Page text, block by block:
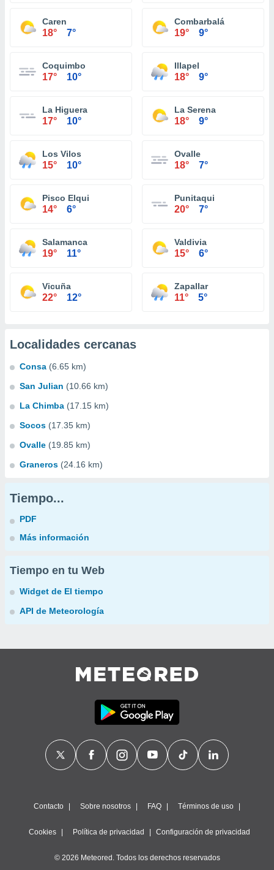
Caren
18° 7°
Combarbalá
19° 9°
Coquimbo
17° 10°
Illapel
18° 9°
La Higuera
17° 10°
La Serena
18° 9°
Los Vilos
15° 10°
Ovalle
18° 7°
Pisco Elqui
14° 6°
Punitaqui
20° 7°
Salamanca
19° 11°
Valdivia
15° 6°
Vicuña
22° 12°
Zapallar
11° 5°
Localidades cercanas
Consa (6.65 km)
San Julian (10.66 km)
La Chimba (17.15 km)
Socos (17.35 km)
Ovalle (19.85 km)
Graneros (24.16 km)
Tiempo...
PDF
Más información
Tiempo en tu Web
Widget de El tiempo
API de Meteorología
Contacto Sobre nosotros FAQ Términos de uso
Cookies Política de privacidad Configuración de privacidad
© 2026 Meteored. Todos los derechos reservados